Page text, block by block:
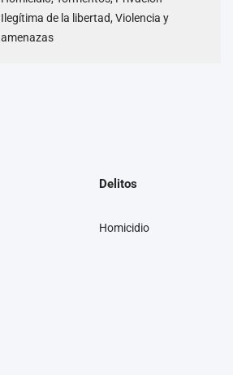
Ilegítima de la libertad, Violencia y
amenazas
Delitos
Homicidio